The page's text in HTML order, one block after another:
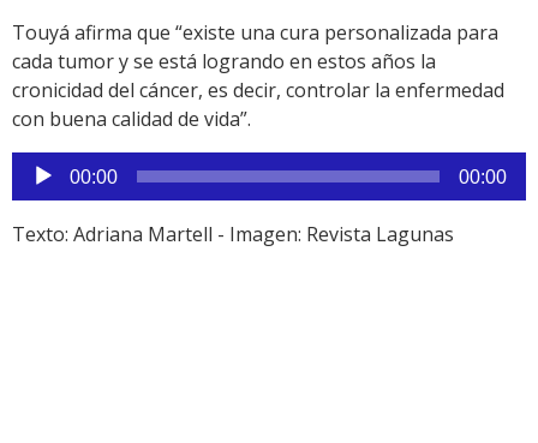
Touyá afirma que “existe una cura personalizada para
cada tumor y se está logrando en estos años la
cronicidad del cáncer, es decir, controlar la enfermedad
con buena calidad de vida”.
Reproductor
de
audio
00:00 00:00
Texto: Adriana Martell - Imagen: Revista Lagunas